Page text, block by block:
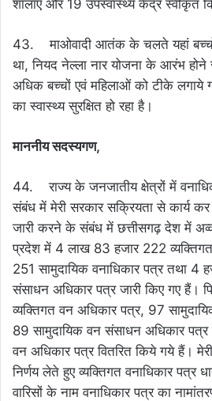
शालाएं और 19 उपस्वास्थ्य केंद्र स्वीकृत
43. माओवादी आतंक के चलते यहां बच्चों
था, नियद नेल्ला नार योजना के आरंभ
अधिक बच्चों एवं महिलाओं को टीके लगाये
का स्वास्थ्य सुरक्षित हो रहा है।
माननीय सदस्यगण,
44. राज्य के जनजातीय क्षेत्रों में
संबंध में मेरी सरकार सक्रियता से कार्य कर
जारी करने के संबंध में छत्तीसगढ़ देश में
प्रदेश में 4 लाख 83 हजार 222
251 सामुदायिक वनाधिकार पत्र तथा 4
संसाधन अधिकार पत्र जारी किए गए हैं।
व्यक्तिगत वन अधिकार पत्र, 97
89 सामुदायिक वन संसाधन अधिकार
वन अधिकार पत्र वितरित किये गये हैं।
निर्णय लेते हुए व्यक्तिगत वनाधिकार पत्र
वारिसों के नाम वनाधिकार पत्र का